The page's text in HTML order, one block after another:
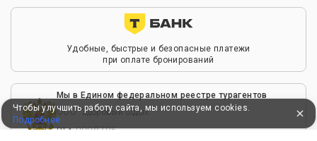
Удобные, быстрые и безопасные платежи
при оплате бронирований
Мы в Едином федеральном реестре турагентов
ООО “Здоровый отдых”
РТА0008795
Чтобы улучшить работу сайта, мы используем cookies.
Подробнее